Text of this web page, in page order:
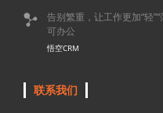

告别繁重，让工作更加“轻
可办公
悟空CRM
联系我们